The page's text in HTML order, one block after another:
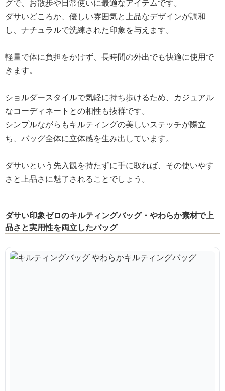
グで、お散歩や日常使いに最適なアイテムです。
ダサいどころか、優しい雰囲気と上品なデザインが調和
し、ナチュラルで洗練された印象を与えます。
軽量で体に負担をかけず、長時間の外出でも快適に使用で
きます。
ショルダースタイルで気軽に持ち歩けるため、カジュアル
なコーディネートとの相性も抜群です。
シンプルながらもキルティングの美しいステッチが際立
ち、バッグ全体に立体感を生み出しています。
ダサいという先入観を持たずに手に取れば、その使いやす
さと上品さに魅了されることでしょう。
ダサい印象ゼロのキルティングバッグ・やわらか素材で上
品さと実用性を両立したバッグ